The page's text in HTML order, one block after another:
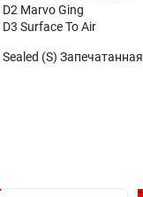
D2 Marvo Ging
D3 Surface To Air
Sealed (S) Запечатанная